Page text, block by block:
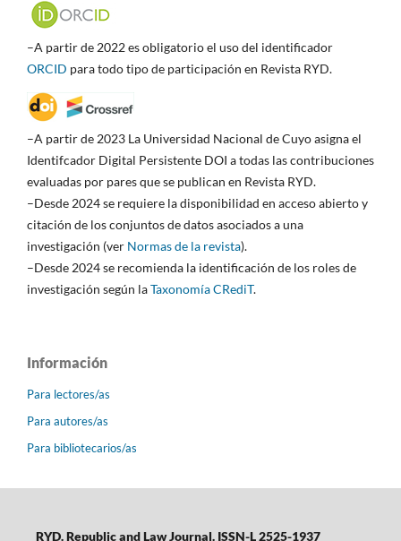
–A partir de 2022 es obligatorio el uso del identificador
ORCID para todo tipo de participación en Revista RYD.
–A partir de 2023 La Universidad Nacional de Cuyo asigna el
Identifcador Digital Persistente DOI a todas las contribuciones
evaluadas por pares que se publican en Revista RYD.
–Desde 2024 se requiere la disponibilidad en acceso abierto y
citación de los conjuntos de datos asociados a una
investigación (ver Normas de la revista).
–Desde 2024 se recomienda la identificación de los roles de
investigación según laTaxonomía CRediT.
Información
Para lectores/as
Para autores/as
Para bibliotecarios/as
RYD. Republic and Law Journal. ISSN-L 2525-1937